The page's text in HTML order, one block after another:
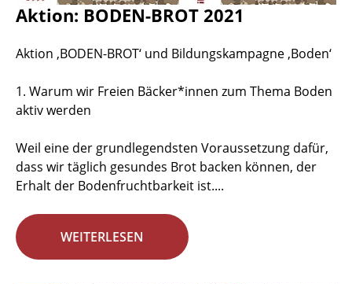
Aktion: BODEN-BROT 2021
Aktion ‚BODEN-BROT‘ und Bildungskampagne ‚Boden‘
1. Warum wir Freien Bäcker*innen zum Thema Boden
aktiv werden
Weil eine der grundlegendsten Voraussetzung dafür,
dass wir täglich gesundes Brot backen können, der
Erhalt der Bodenfruchtbarkeit ist....
WEITERLESEN